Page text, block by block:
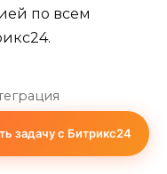
по всем
интеграция
чат-боты
задачу с Битрикс24